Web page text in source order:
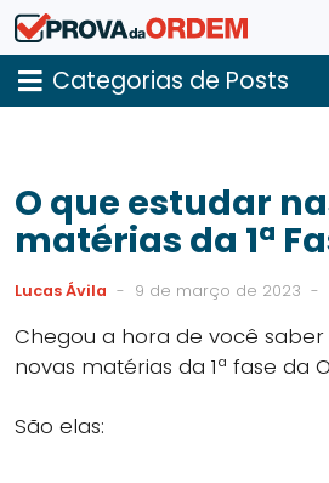
Categorias de Posts
O que estudar
matérias da 1ª
Lucas Ávila - 9 de março de 2023 -
Chegou a hora de você
novas matérias da 1ª fase da
São elas: